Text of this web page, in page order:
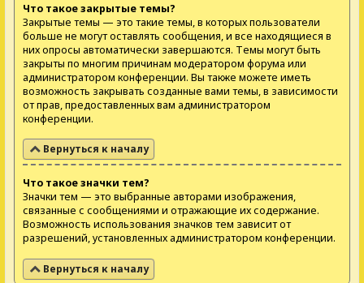
Что такое закрытые темы?
Закрытые темы — это такие темы, в которых пользователи
больше не могут оставлять сообщения, и все находящиеся в
них опросы автоматически завершаются. Темы могут быть
закрыты по многим причинам модератором форума или
администратором конференции. Вы также можете иметь
возможность закрывать созданные вами темы, в зависимости
от прав, предоставленных вам администратором
конференции.
Вернуться к началу
Что такое значки тем?
Значки тем — это выбранные авторами изображения,
связанные с сообщениями и отражающие их содержание.
Возможность использования значков тем зависит от
разрешений, установленных администратором конференции.
Вернуться к началу